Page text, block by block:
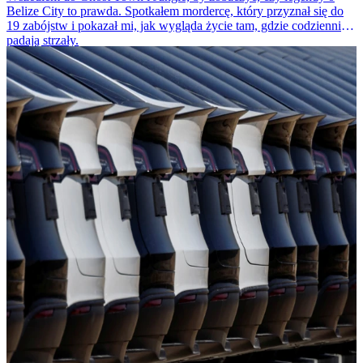
Belize City to prawda. Spotkałem mordercę, który przyznał się do
19 zabójstw i pokazał mi, jak wygląda życie tam, gdzie codziennie
padają strzały.